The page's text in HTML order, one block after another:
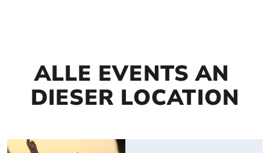
ALLE EVENTS AN
DIESER LOCATION